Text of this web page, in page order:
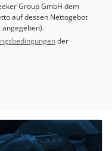
Group GmbH dem
auf dessen Nettogebot
der